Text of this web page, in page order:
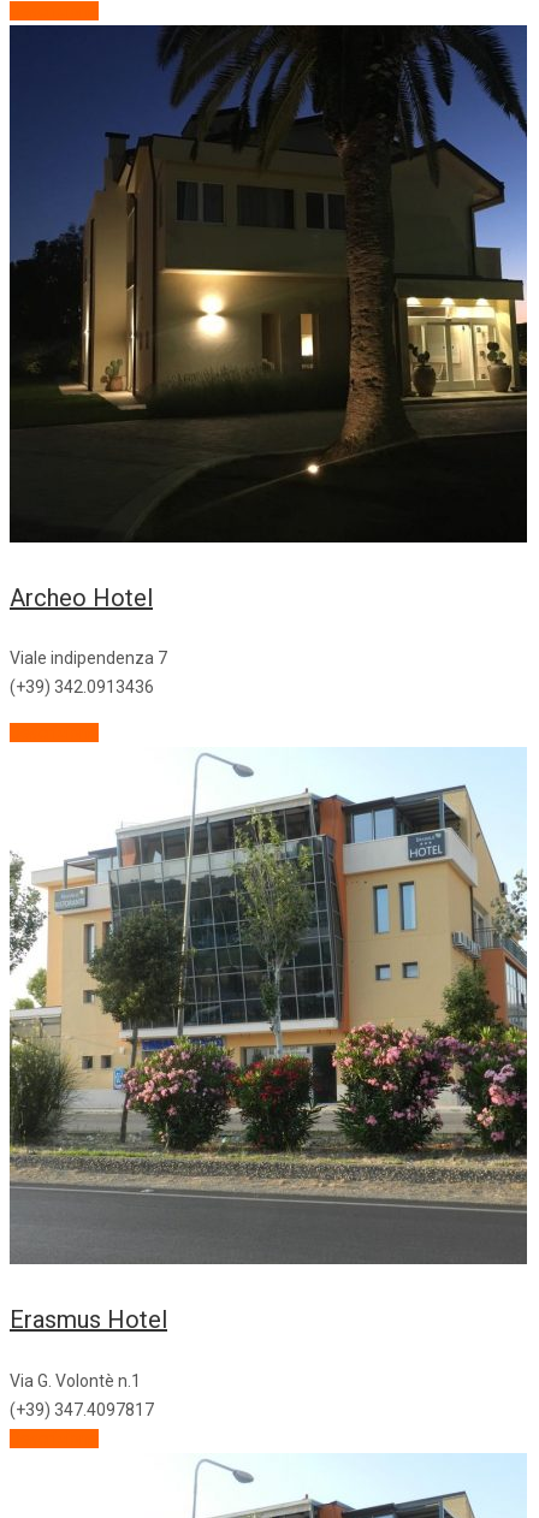
Archeo Hotel
Viale indipendenza 7
(+39) 342.0913436
Erasmus Hotel
Via G. Volontè n.1
(+39) 347.4097817